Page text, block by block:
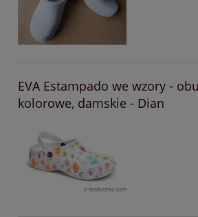
EVA Estampado we wzory -
kolorowe, damskie - Dian